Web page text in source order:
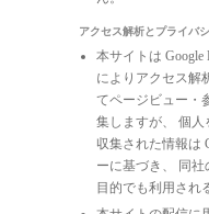
アクセス解析とプライバ
本サイトは Google
によりアクセス解
てページビュー・
集しますが、 個人
収集された情報は
ーに基づき、 同
目的でも利用され